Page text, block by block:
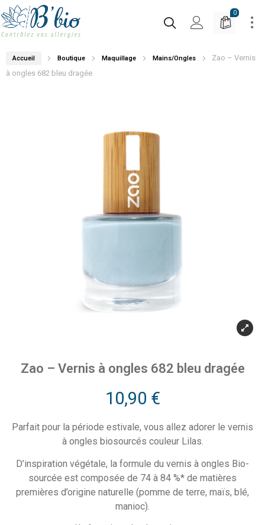
0
Accueil Boutique Maquillage Mains/Ongles
Zao – Vernis
à ongles 682 bleu dragée
Zao – Vernis à ongles 682 bleu dragée
10,90 €
Parfait pour la période estivale, vous allez adorer le vernis
à ongles biosourcés couleur Lilas.
D’inspiration végétale, la formule du vernis à ongles Bio-
sourcée est composée de 74 à 84 %* de matières
premières d’origine naturelle (pomme de terre, maïs, blé,
manioc).